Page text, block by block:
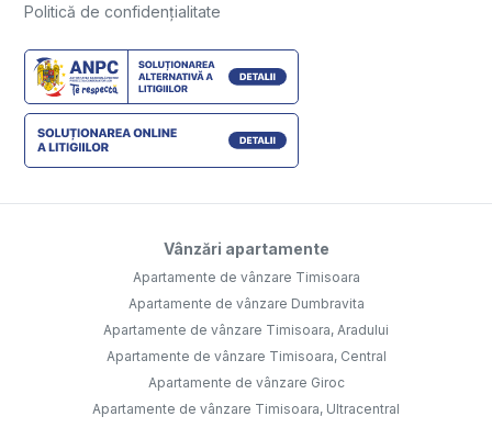
Politică de confidențialitate
Vânzări apartamente
Apartamente de vânzare Timisoara
Apartamente de vânzare Dumbravita
Apartamente de vânzare Timisoara, Aradului
Apartamente de vânzare Timisoara, Central
Apartamente de vânzare Giroc
Apartamente de vânzare Timisoara, Ultracentral